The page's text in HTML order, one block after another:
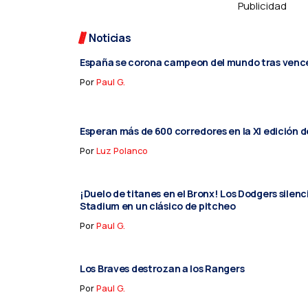
Publicidad
Noticias
España se corona campeon del mundo tras
PorPaul G.
Esperan más de 600 corredores en la XI edición
PorLuz Polanco
¡Duelo de titanes en el Bronx! Los Dodgers
Stadium en un clásico de pitcheo
PorPaul G.
Los Braves destrozan a los Rangers
PorPaul G.